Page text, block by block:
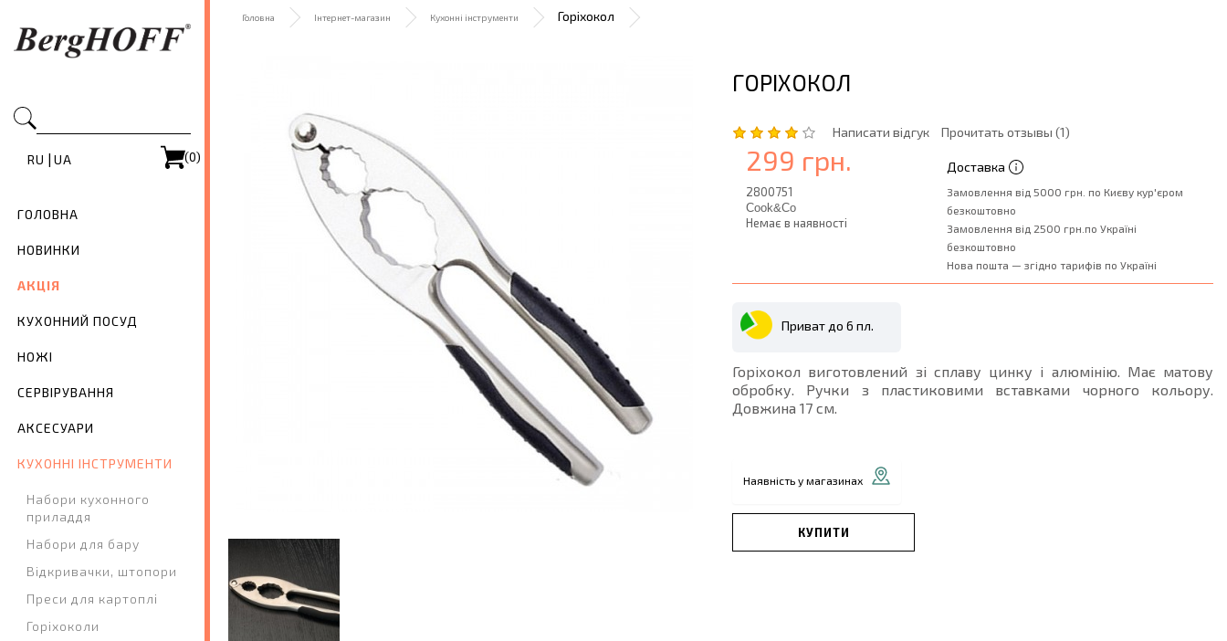
RU | UA (0)
ГОЛОВНА
НОВИНКИ
АКЦІЯ
КУХОННИЙ ПОСУД
НОЖІ
СЕРВІРУВАННЯ
АКСЕСУАРИ
КУХОННІ ІНСТРУМЕНТИ
Набори кухонного
приладдя
Набори для бару
Відкривачки, штопори
Преси для картоплі
Горіхоколи
Головна Інтернет-магазин Кухонні інструменти Горіхокол
ГОРІХОКОЛ
Написати відгук Прочитать отзывы (1)
299 грн.
2800751
Cook&Co
Немає в наявності
Доставка
Замовлення від 5000 грн. по Києву кур'єром
безкоштовно
Замовлення від 2500 грн.по Україні
безкоштовно
Нова пошта — згідно тарифів по Україні
Приват до 6 пл.
Горіхокол виготовлений зі сплаву цинку і алюмінію. Має матову
обробку. Ручки з пластиковими вставками чорного кольору.
Довжина 17 см.
Наявність у магазинах
КУПИТИ